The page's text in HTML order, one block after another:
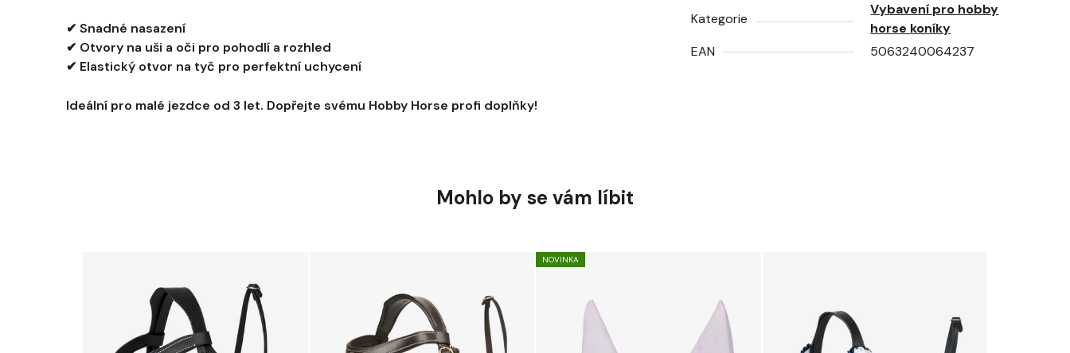
✔ Snadné nasazení
✔ Otvory na uši a oči pro pohodlí a rozhled
✔ Elastický otvor na tyč pro perfektní uchycení
Ideální pro malé jezdce od 3 let. Dopřejte svému Hobby Horse profi doplňky!
Kategorie
Vybavení pro hobby
horse koníky
EAN
5063240064237
Mohlo by se vám líbit
NOVINKA